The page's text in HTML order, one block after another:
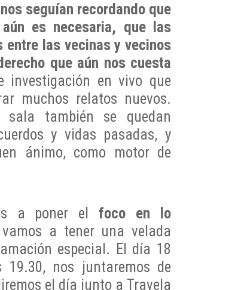
seguían recordando que
es necesaria, que las
las vecinas y vecinos
que aún nos cuesta
investigación en vivo que
muchos relatos nuevos.
también se quedan
y vidas pasadas, y
ánimo, como motor de
a poner el
foco en lo
a tener una velada
especial. El día 18
nos juntaremos de
el día junto a Travela